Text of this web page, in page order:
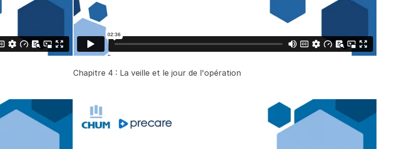
Chapitre 4 : La veille et le jour de l'opération